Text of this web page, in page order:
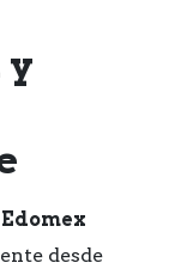
y
desde